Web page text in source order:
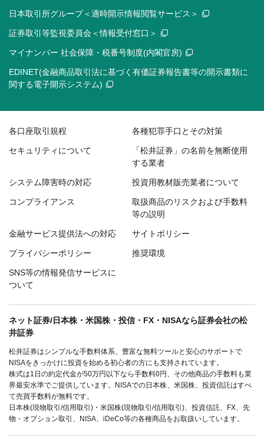
日本取引所グループ＜適時開示情報閲覧サービス＞
証券取引等監視委員会＜情報受付窓口＞
マイナンバー 社会保障・税番号制度(内閣官房)
EDINET(金融商品取引法に基づく有価証券報告書等の開示書類に
関する電子開示システム)
各口座取引規程 各種犯罪手口とその対策
セキュリティについて
「松井証券」の名前を無断使用
する業者
システム障害時の対応 投資用教材販売業者について
コンプライアンス
取扱商品のリスクおよび手数料
等の説明
金融サービス提供法への対応 サイトポリシー
プライバシーポリシー 推奨環境
SNS等の情報発信サービスに
ついて
ネット証券/日本株・米国株・投信・FX・NISAなら証券会社の松
井証券
松井証券はシンプルな手数料体系、豊富な無料ツールと安心のサポートで
NISAをきっかけに投資を始める初心者の方にも支持されています。
株式は1日の約定代金が50万円以下なら手数料0円、その他商品の手数料も業
界最安水準でご提供しています。NISAでの日本株、米国株、投資信託はすべ
て売買手数料が無料です。
日本株(現物取引/信用取引)・米国株(現物取引/信用取引)、投資信託、FX、先
物・オプション取引、NISA、iDeCo等の各種商品をお取扱いしています。